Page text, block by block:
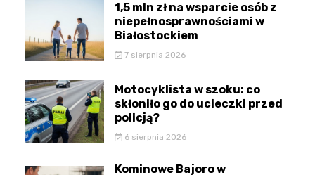
1,5 mln zł na wsparcie osób z
niepełnosprawnościami w
Białostockiem
7 sierpnia 2026
Motocyklista w szoku: co
skłoniło go do ucieczki przed
policją?
6 sierpnia 2026
Kominowe Bajoro w